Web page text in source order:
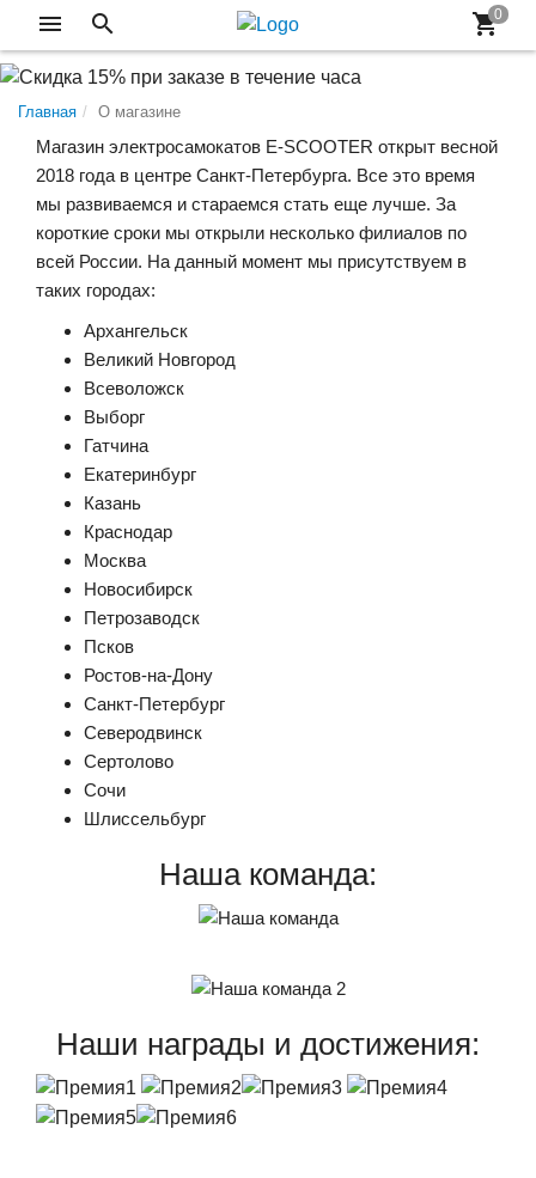
Главная О магазине
Магазин электросамокатов E-SCOOTER открыт весной
2018 года в центре Санкт-Петербурга. Все это время
мы развиваемся и стараемся стать еще лучше. За
короткие сроки мы открыли несколько филиалов по
всей России. На данный момент мы присутствуем в
таких городах:
Архангельск
Великий Новгород
Всеволожск
Выборг
Гатчина
Екатеринбург
Казань
Краснодар
Москва
Новосибирск
Петрозаводск
Псков
Ростов-на-Дону
Санкт-Петербург
Северодвинск
Сертолово
Сочи
Шлиссельбург
Наша команда:
Наши награды и достижения: